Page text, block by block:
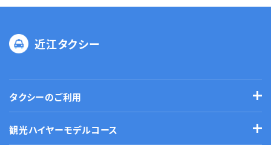
近江タクシー
タクシーのご利用
観光ハイヤーモデルコース